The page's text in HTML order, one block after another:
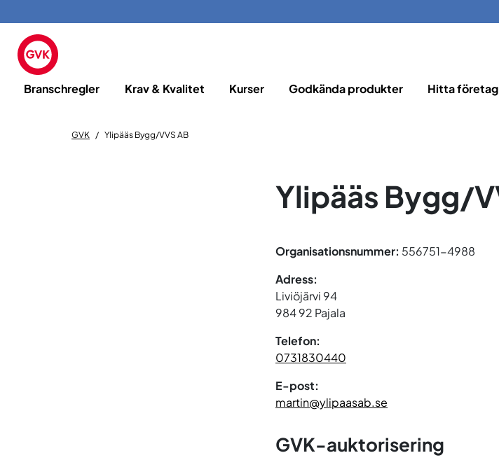
Branschregler Krav & Kvalitet Kurser Godkända produkter Hitta företag
GVK Ylipääs Bygg/VVS AB
Ylipääs Bygg/
Organisationsnummer: 556751-4988
Adress:
Liviöjärvi 94
984 92 Pajala
Telefon:
0731830440
E-post:
martin@ylipaasab.se
GVK-auktorisering